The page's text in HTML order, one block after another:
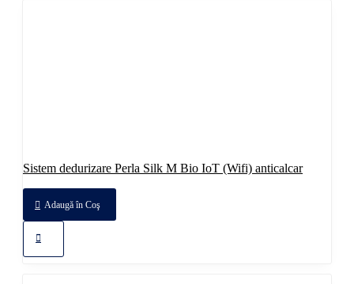
Sistem dedurizare Perla Silk M Bio IoT (Wifi) anticalcar
Adaugă în Coş